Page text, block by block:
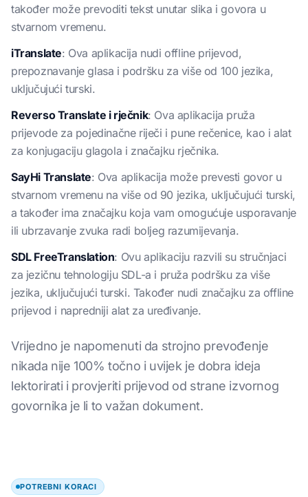
također može prevoditi tekst unutar slika i govora u
stvarnom vremenu.
iTranslate: Ova aplikacija nudi offline prijevod,
prepoznavanje glasa i podršku za više od 100 jezika,
uključujući turski.
Reverso Translate i rječnik: Ova aplikacija pruža
prijevode za pojedinačne riječi i pune rečenice, kao i alat
za konjugaciju glagola i značajku rječnika.
SayHi Translate: Ova aplikacija može prevesti govor u
stvarnom vremenu na više od 90 jezika, uključujući turski,
a također ima značajku koja vam omogućuje usporavanje
ili ubrzavanje zvuka radi boljeg razumijevanja.
SDL FreeTranslation: Ovu aplikaciju razvili su stručnjaci
za jezičnu tehnologiju SDL-a i pruža podršku za više
jezika, uključujući turski. Također nudi značajku za offline
prijevod i napredniji alat za uređivanje.
Vrijedno je napomenuti da strojno prevođenje
nikada nije 100% točno i uvijek je dobra ideja
lektorirati i provjeriti prijevod od strane izvornog
govornika je li to važan dokument.
POTREBNI KORACI